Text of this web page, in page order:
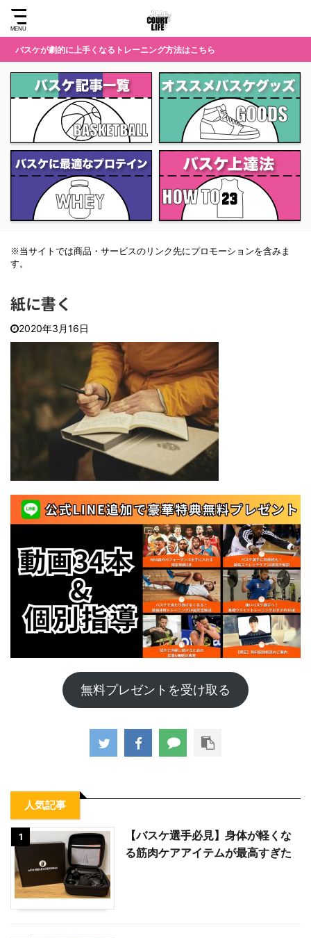
バスケが劇的に上手くなるトレーニング方法はこちら
※当サイトでは商品・サービスのリンク先にプロモーションを含みま
す。
紙に書く
2020年3月16日
無料プレゼントを受け取る
人気記事
1
【バスケ選手必見】身体が軽くな
る筋肉ケアアイテムが最高すぎた